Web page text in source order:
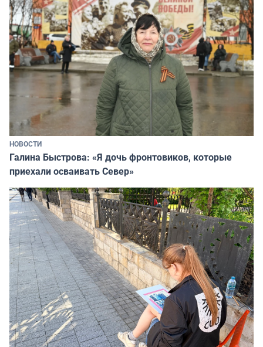
НОВОСТИ
Галина Быстрова: «Я дочь фронтовиков, которые
приехали осваивать Север»